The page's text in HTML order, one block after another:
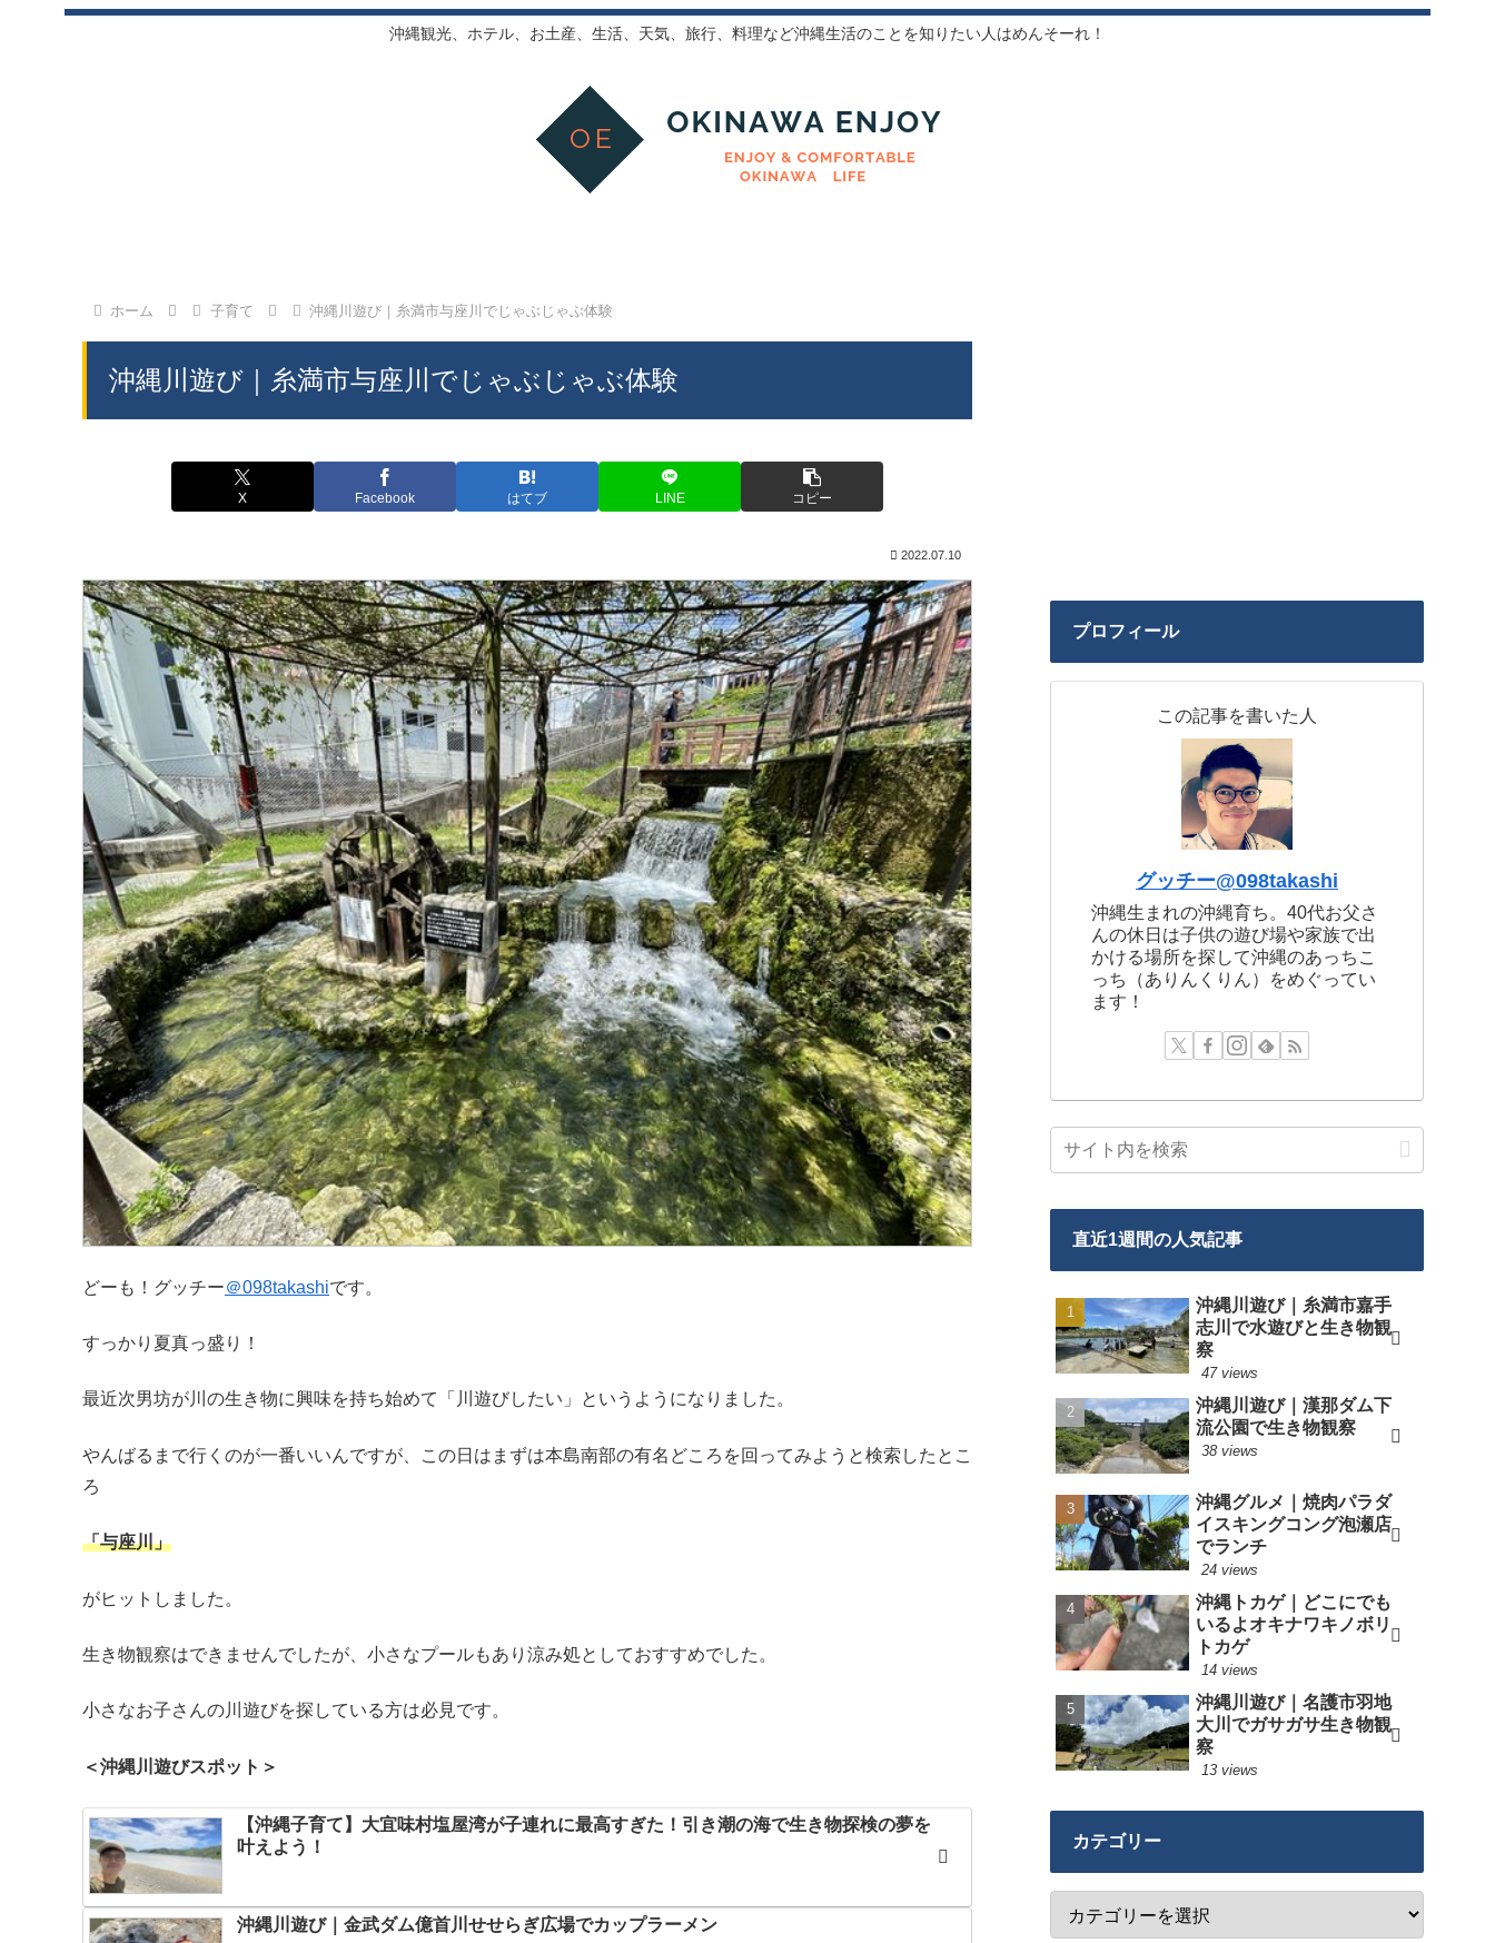
沖縄観光、ホテル、お土産、生活、天気、旅行、料理など沖縄生活のことを知りたい人はめんそーれ！
ホーム 子育て 沖縄川遊び｜糸満市与座川でじゃぶじゃぶ体験
沖縄川遊び｜糸満市与座川でじゃぶじゃぶ体験
X Facebook はてブ LINE コピー
2022.07.10
どーも！グッチー＠098takashiです。
すっかり夏真っ盛り！
最近次男坊が川の生き物に興味を持ち始めて「川遊びしたい」というようになりました。
やんばるまで行くのが一番いいんですが、この日はまずは本島南部の有名どころを回ってみようと検索したとこ
ろ
「与座川」
がヒットしました。
生き物観察はできませんでしたが、小さなプールもあり涼み処としておすすめでした。
小さなお子さんの川遊びを探している方は必見です。
＜沖縄川遊びスポット＞
【沖縄子育て】大宜味村塩屋湾が子連れに最高すぎた！引き潮の海で生き物探検の夢を
叶えよう！
沖縄川遊び｜金武ダム億首川せせらぎ広場でカップラーメン
プロフィール
この記事を書いた人
グッチー@098takashi
沖縄生まれの沖縄育ち。40代お父さ
んの休日は子供の遊び場や家族で出
かける場所を探して沖縄のあっちこ
っち（ありんくりん）をめぐってい
ます！
直近1週間の人気記事
沖縄川遊び｜糸満市嘉手
志川で水遊びと生き物観
察
47 views
沖縄川遊び｜漢那ダム下
流公園で生き物観察
38 views
沖縄グルメ｜焼肉パラダ
イスキングコング泡瀬店
でランチ
24 views
沖縄トカゲ｜どこにでも
いるよオキナワキノボリ
トカゲ
14 views
沖縄川遊び｜名護市羽地
大川でガサガサ生き物観
察
13 views
カテゴリー